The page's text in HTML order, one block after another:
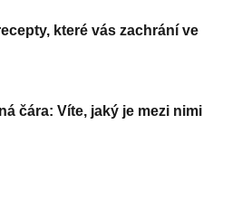
které vás zachrání ve
čára: Víte, jaký je mezi nimi